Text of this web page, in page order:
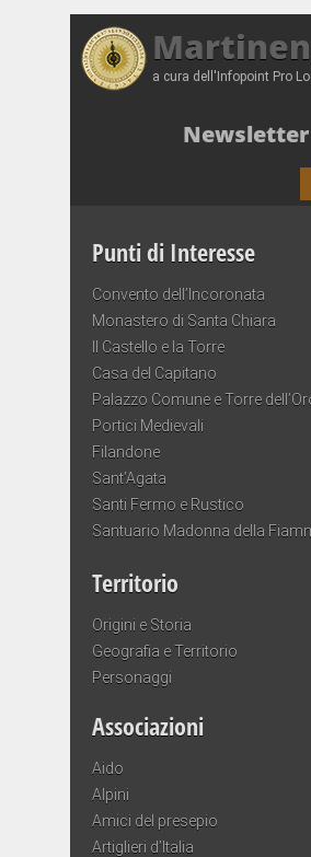
a cura dell'Infopoint Pro
Newsletter
Punti di Interesse
Convento dell’Incoronata
Monastero di Santa Chiara
Il Castello e la Torre
Casa del Capitano
Palazzo Comune e Torre
Portici Medievali
Filandone
Sant’Agata
Santi Fermo e Rustico
Santuario Madonna della
Territorio
Origini e Storia
Geografia e Territorio
Personaggi
Associazioni
Aido
Alpini
Amici del presepio
Artiglieri d’Italia